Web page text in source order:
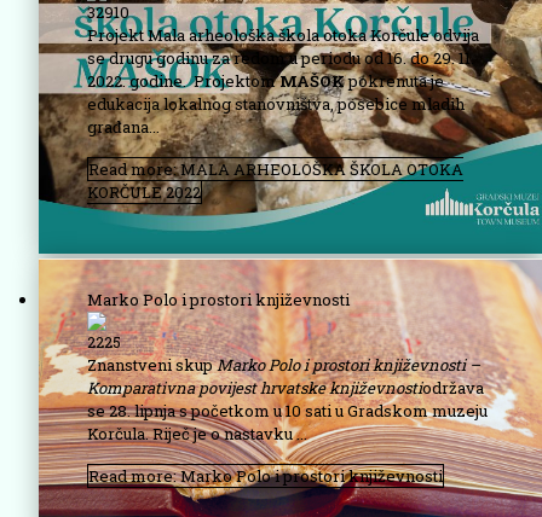
32910
Projekt Mala arheološka škola otoka Korčule odvija
se drugu godinu za redom u periodu od 16. do 29. 11.
2022. godine. ProjektomMAŠOKpokrenuta je
edukacija lokalnog stanovništva, posebice mladih
građana...
Read more: MALA ARHEOLOŠKA ŠKOLA OTOKA
KORČULE 2022
Marko Polo i prostori književnosti
2225
Znanstveni skupMarko Polo i prostori književnosti –
Komparativna povijest hrvatske književnostiodržava
se 28. lipnja s početkom u 10 sati u Gradskom muzeju
Korčula. Riječ je o nastavku ...
Read more: Marko Polo i prostori književnosti